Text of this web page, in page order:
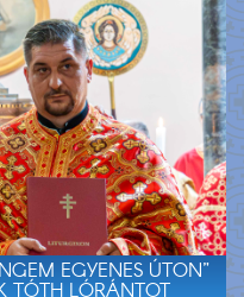
EGYENES ÚTON”